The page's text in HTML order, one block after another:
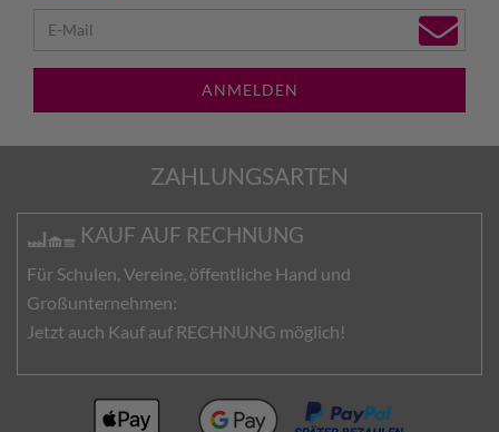
ANMELDEN
ZAHLUNGSARTEN
KAUF AUF RECHNUNG
Für Schulen, Vereine, öffentliche Hand und
Großunternehmen:
Jetzt auch Kauf auf RECHNUNG möglich!